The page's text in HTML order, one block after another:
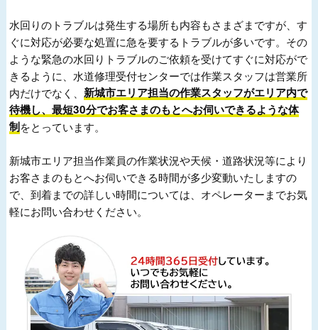
水回りのトラブルは発生する場所も内容もさまざまですが、す
ぐに対応が必要な処置に急を要するトラブルが多いです。その
ような緊急の水回りトラブルのご依頼を受けてすぐに対応がで
きるように、水道修理受付センターでは作業スタッフは営業所
内だけでなく、新城市エリア担当の作業スタッフがエリア内で
待機し、最短30分でお客さまのもとへお伺いできるような体
制をとっています。
新城市エリア担当作業員の作業状況や天候・道路状況等により
お客さまのもとへお伺いできる時間が多少変動いたしますの
で、到着までの詳しい時間については、オペレーターまでお気
軽にお問い合わせください。